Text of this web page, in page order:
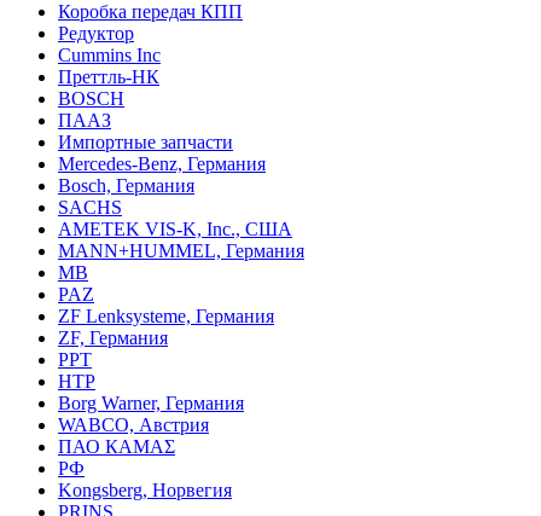
Коробка передач КПП
Редуктор
Cummins Inc
Преттль-НК
BOSCH
ПААЗ
Импортные запчасти
Mercedes-Benz, Германия
Bosch, Германия
SACHS
AMETEK VIS-K, Inc., США
MANN+HUMMEL, Германия
MB
PAZ
ZF Lenksysteme, Германия
ZF, Германия
PPT
HTP
Borg Warner, Германия
WABCO, Австрия
ПАО КАМАΣ
РФ
Kongsberg, Норвегия
PRINS